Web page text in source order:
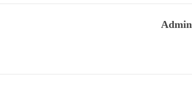
Admin